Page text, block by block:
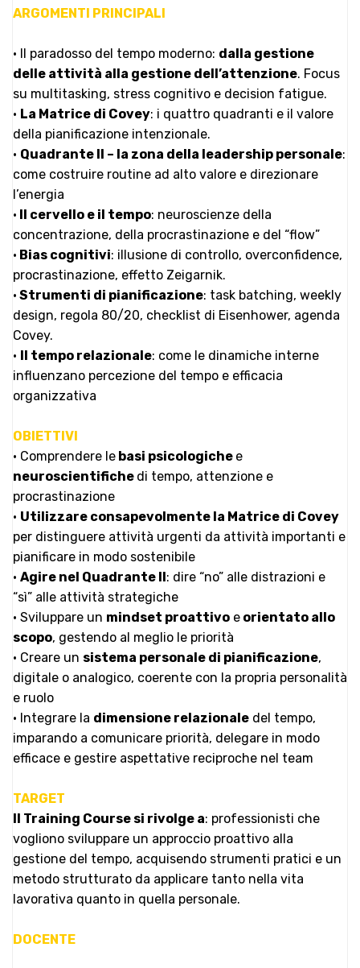
ARGOMENTI PRINCIPALI
• Il paradosso del tempo moderno: dalla gestione
delle attività alla gestione dell’attenzione. Focus
su multitasking, stress cognitivo e decision fatigue.
• La Matrice di Covey: i quattro quadranti e il valore
della pianificazione intenzionale.
• Quadrante II – la zona della leadership personale:
come costruire routine ad alto valore e direzionare
l’energia
• Il cervello e il tempo: neuroscienze della
concentrazione, della procrastinazione e del “flow”
• Bias cognitivi: illusione di controllo, overconfidence,
procrastinazione, effetto Zeigarnik.
• Strumenti di pianificazione: task batching, weekly
design, regola 80/20, checklist di Eisenhower, agenda
Covey.
• Il tempo relazionale: come le dinamiche interne
influenzano percezione del tempo e efficacia
organizzativa
OBIETTIVI
• Comprendere le basi psicologiche e
neuroscientifiche di tempo, attenzione e
procrastinazione
• Utilizzare consapevolmente la Matrice di Covey
per distinguere attività urgenti da attività importanti e
pianificare in modo sostenibile
• Agire nel Quadrante II: dire “no” alle distrazioni e
“sì” alle attività strategiche
• Sviluppare un mindset proattivo e orientato allo
scopo, gestendo al meglio le priorità
• Creare un sistema personale di pianificazione,
digitale o analogico, coerente con la propria personalità
e ruolo
• Integrare la dimensione relazionale del tempo,
imparando a comunicare priorità, delegare in modo
efficace e gestire aspettative reciproche nel team
TARGET
Il Training Course si rivolge a: professionisti che
vogliono sviluppare un approccio proattivo alla
gestione del tempo, acquisendo strumenti pratici e un
metodo strutturato da applicare tanto nella vita
lavorativa quanto in quella personale.
DOCENTE